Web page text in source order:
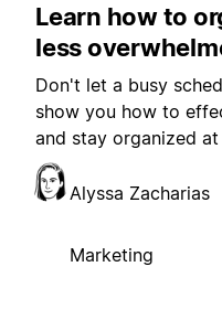
Learn how to
less
Don't let a busy
show you how to
and stay organized
Alyssa Zacharias
Marketing